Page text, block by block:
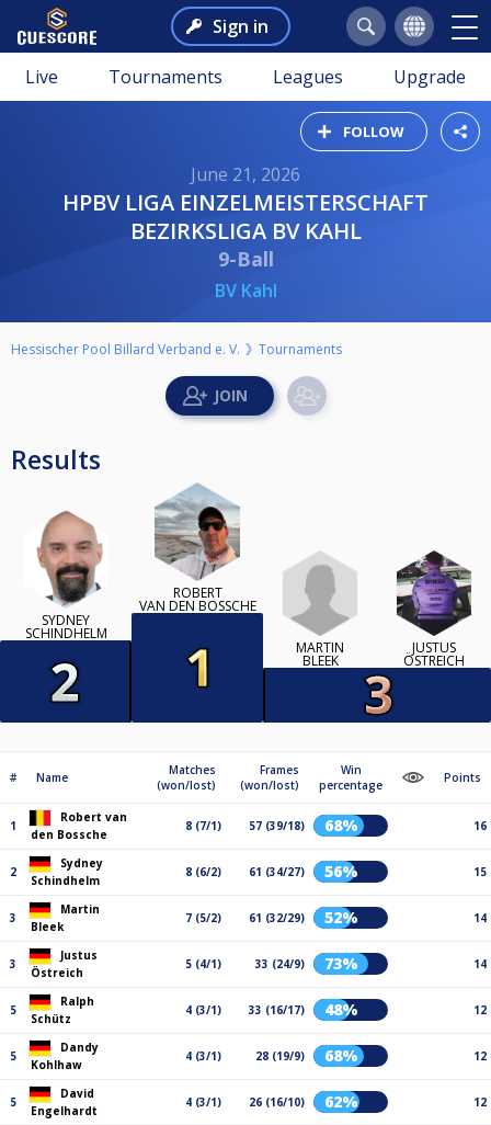
Sign in
Live Tournaments Leagues Upgrade
FOLLOW
June 21, 2026
HPBV LIGA EINZELMEISTERSCHAFT
BEZIRKSLIGA BV KAHL
9-Ball
BV Kahl
Hessischer Pool Billard Verband e. V. Tournaments
Results
SYDNEY
SCHINDHELM
ROBERT
VAN DEN BOSSCHE
MARTIN
BLEEK
JUSTUS
ÖSTREICH
# Name
Matches
(won/lost)
Frames
(won/lost)
Win
percentage
Points
1
Robert van
den Bossche
8 (7/1) 57 (39/18) 68% 16
2
Sydney
Schindhelm
8 (6/2) 61 (34/27) 56% 15
3
Martin
Bleek
7 (5/2) 61 (32/29) 52% 14
3
Justus
Östreich
5 (4/1) 33 (24/9) 73% 14
5
Ralph
Schütz
4 (3/1) 33 (16/17) 48% 12
5
Dandy
Kohlhaw
4 (3/1) 28 (19/9) 68% 12
5
David
Engelhardt
4 (3/1) 26 (16/10) 62% 12